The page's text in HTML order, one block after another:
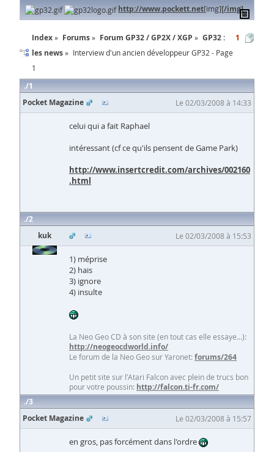
http://www.pockett.net[img][/img]
Index Forums Forum GP32 / GP2X / XGP
GP32 :
les news
Interview d'un ancien développeur GP32 - Page
1
1
1
Pocket Magazine
Le 02/03/2008 à 14:33
celui qui a fait Raphael
intéressant (cf ce qu'ils pensent de Game Park)
http://www.insertcredit.com/archives/002160
.html
2
kuk
Le 02/03/2008 à 15:53
1) méprise
2) hais
3) ignore
4) insulte
La Neo Geo CD à son site (en tout cas elle essaye...):
http://neogeocdworld.info/
Le forum de la Neo Geo sur Yaronet: forums/264
Un petit site sur l'Atari Falcon avec plein de trucs bon
pour votre poussin: http://falcon.ti-fr.com/
3
Pocket Magazine
Le 02/03/2008 à 15:57
en gros, pas forcément dans l'ordre